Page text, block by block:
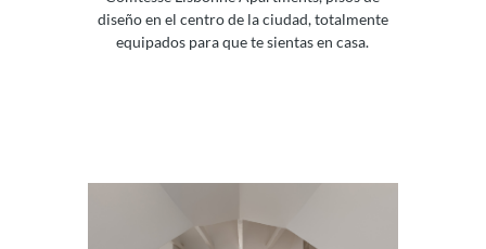
diseño en el centro de la ciudad, totalmente
equipados para que te sientas en casa.